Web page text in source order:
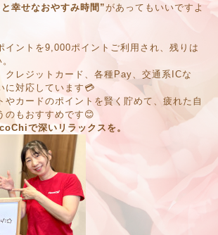
幸せなおやすみ時間”があってもいいですよ
イントを9,000ポイントご利用され、残りは
クレジットカード、各種Pay、交通系ICな
に対応しています💳
やカードのポイントを賢く貯めて、疲れた自
のもおすすめです😊
で深いリラックスを。